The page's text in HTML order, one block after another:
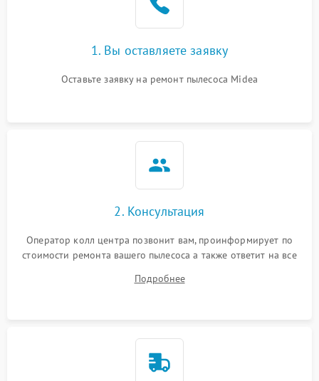
1. Вы оставляете заявку
Оставьте заявку на ремонт пылесоса Midea
2. Консультация
Оператор колл центра позвонит вам, проинформирует по
стоимости ремонта вашего пылесоса а также ответит на все
Подробнее